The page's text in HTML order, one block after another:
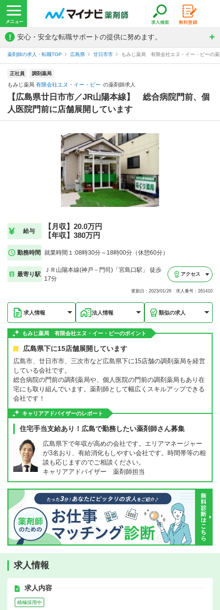
! 安心・安全な転職サポートの提供に努めます。
薬剤師の求人・転職TOP 広島県 廿日市市 もみじ薬局 有限会社エヌ・イー・ピーの
正社員 調剤薬局
もみじ薬局 有限会社エヌ・イー・ピー の薬剤師求人
【広島県廿日市市／JR山陽本線】 総合病院門前、個
人医院門前に店舗展開しています
給与
【月収】20.0万円
【年収】380万円
勤務時間 就業時間１:08時30分～18時00分（休憩60分）
最寄り駅
ＪＲ山陽本線(神戸－門司)「宮島口駅」 徒歩
17分
アクセス
更新日：2023/01/26 求人番号：261410
求人情報 法人情報 類似の求人
もみじ薬局 有限会社エヌ・イー・ピーのポイント
広島県下に15店舗展開しています
広島市、廿日市市、三次市など広島県下に15店舗の調剤薬局を経営
している会社です。
総合病院の門前の調剤薬局や、個人医院の門前の調剤薬局もあり在
宅にも取り組んでいます。薬剤師として幅広くスキルアップできる
会社です！
キャリアアドバイザーのレポート
住宅手当支給あり！広島で勤務したい薬剤師さん募集
広島県下で年収が高めの会社です。エリアマネージャー
が3名おり、有給消化もしやすい会社です。時間帯等の相
談も応じますのでご相談ください。
キャリアアドバイザー 薬剤師担当
求人情報
求人内容
積極採用中